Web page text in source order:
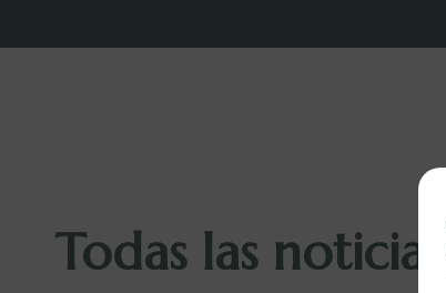
Todas las noticias